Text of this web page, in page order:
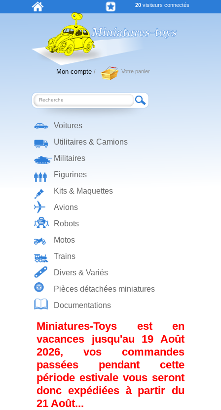
20 visiteurs connectés
Mon compte / Votre panier
Voitures
Utilitaires & Camions
Militaires
Figurines
Kits & Maquettes
Avions
Robots
Motos
Trains
Divers & Variés
Pièces détachées miniatures
Documentations
Miniatures-Toys est en
vacances jusqu'au 19 Août
2026, vos commandes
passées pendant cette
période estivale vous seront
donc expédiées à partir du
21 Août...